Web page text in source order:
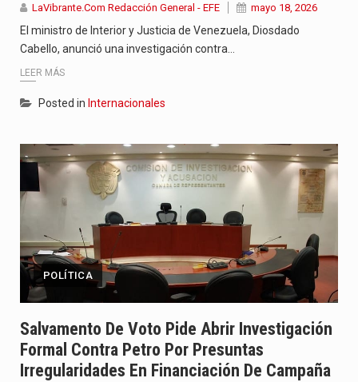
LaVibrante.Com Redacción General - EFE mayo 18, 2026
El ministro de Interior y Justicia de Venezuela, Diosdado
Cabello, anunció una investigación contra…
LEER MÁS
Posted in Internacionales
POLÍTICA
Salvamento De Voto Pide Abrir Investigación
Formal Contra Petro Por Presuntas
Irregularidades En Financiación De Campaña